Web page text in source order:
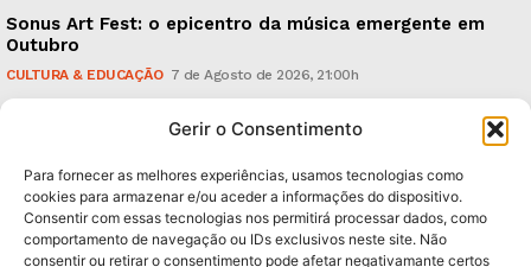
Gerir o Consentimento
Para fornecer as melhores experiências, usamos tecnologias como
cookies para armazenar e/ou aceder a informações do dispositivo.
Consentir com essas tecnologias nos permitirá processar dados, como
comportamento de navegação ou IDs exclusivos neste site. Não
consentir ou retirar o consentimento pode afetar negativamante certos
Sonus Art Fest: o epicentro da música emergente em
Outubro
CULTURA & EDUCAÇÃO 7 de Agosto de 2026, 21:00h
Subscreva Newsletter: